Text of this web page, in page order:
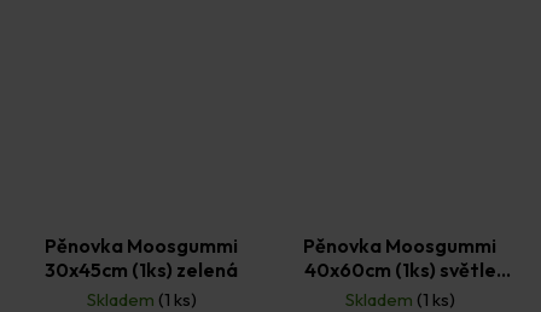
Pěnovka Moosgummi
30x45cm (1ks) zelená
Skladem (1 ks)
Pěnovka Moosgummi
40x60cm (1ks) světle
hnědá
Skladem (1 ks)